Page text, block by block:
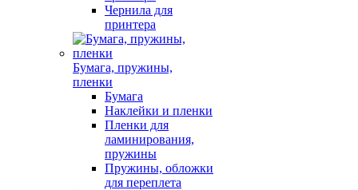
Чернила для
принтера
Бумага, пружины,
пленки
Бумага
Наклейки и пленки
Пленки для
ламинирования,
пружины
Пружины, обложки
для переплета